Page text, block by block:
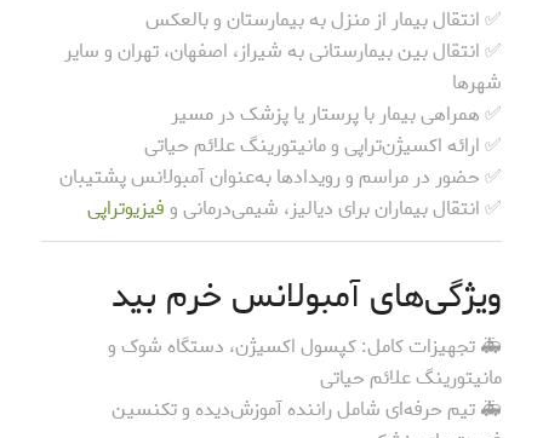
✅ انتقال بیمار از منزل به بیمارستان و بالعکس
✅ انتقال بین بیمارستانی به شیراز، اصفهان، تهران و سایر
شهرها
✅ همراهی بیمار با پرستار یا پزشک در مسیر
✅ ارائه اکسیژن‌تراپی و مانیتورینگ علائم حیاتی
✅ حضور در مراسم و رویدادها به‌عنوان آمبولانس پشتیبان
✅ انتقال بیماران برای دیالیز، شیمی‌درمانی و فیزیوتراپی
ویژگی‌های آمبولانس خرم بید
🚑 تجهیزات کامل: کپسول اکسیژن، دستگاه شوک و
مانیتورینگ علائم حیاتی
🚑 تیم حرفه‌ای شامل راننده آموزش‌دیده و تکنسین